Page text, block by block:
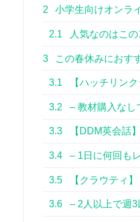
2 小学生向けオンラ
2.1 人気なのはこ
3 この春休みにおす
3.1 【ハッチリンク
3.2 – 教材購入なし
3.3 【DDM英会話】
3.4 – 1日に何回も
3.5 【クラウティ】
3.6 – 2人以上で週3